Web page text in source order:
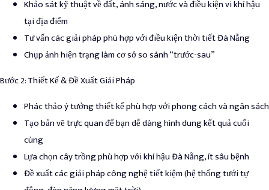
Khảo sát kỹ thuật về đất, ánh sáng, nước và điều kiện vi khí hậu
tại địa điểm
Tư vấn các giải pháp phù hợp với điều kiện thời tiết Đà Nẵng
Chụp ảnh hiện trạng làm cơ sở so sánh “trước-sau”
Bước 2: Thiết Kế & Đề Xuất Giải Pháp
Phác thảo ý tưởng thiết kế phù hợp với phong cách và ngân sách
Tạo bản vẽ trực quan để bạn dễ dàng hình dung kết quả cuối
cùng
Lựa chọn cây trồng phù hợp với khí hậu Đà Nẵng, ít sâu bệnh
Đề xuất các giải pháp công nghệ tiết kiệm (hệ thống tưới tự